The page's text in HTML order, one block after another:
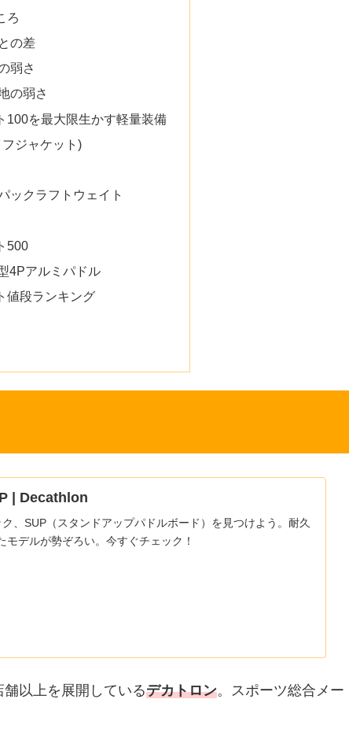
ろ
の差
弱さ
の弱さ
100を最大限生かす軽量装備
ジャケット)
ックラフトウェイト
500
4Pアルミパドル
値段ランキング
| Decathlon
、SUP（スタンドアップパドルボード）を見つけよう。耐久
モデルが勢ぞろい。今すぐチェック！
以上を展開しているデカトロン。スポーツ総合メー